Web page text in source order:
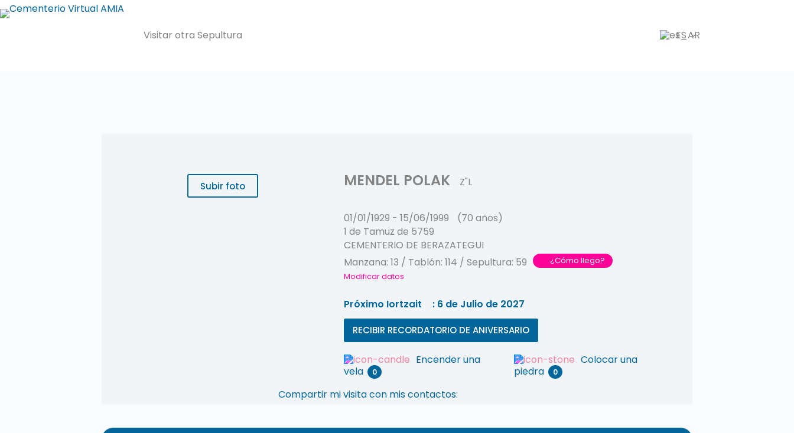
Saltar
al
Visitar otra Sepultura ES
Subir foto MENDEL POLAK Z"L
01/01/1929 - 15/06/1999
(70 años)
1 de Tamuz de 5759
CEMENTERIO DE BERAZATEGUI
Manzana: 13 / Tablón: 114 / Sepultura: 59
¿Cómo llego?
Modificar datos
Próximo Iortzait : 6 de Julio de 2027
RECIBIR RECORDATORIO DE ANIVERSARIO
Encender una
vela
0
Colocar una
piedra
0
Compartir mi visita con mis contactos: